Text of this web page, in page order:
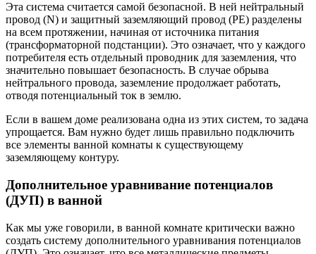
Эта система считается самой безопасной. В ней нейтральный
провод (N) и защитный заземляющий провод (PE) разделены
на всем протяжении, начиная от источника питания
(трансформаторной подстанции). Это означает, что у каждого
потребителя есть отдельный проводник для заземления, что
значительно повышает безопасность. В случае обрыва
нейтрального провода, заземление продолжает работать,
отводя потенциальный ток в землю.
Если в вашем доме реализована одна из этих систем, то задача
упрощается. Вам нужно будет лишь правильно подключить
все элементы ванной комнаты к существующему
заземляющему контуру.
Дополнительное уравнивание потенциалов
(ДУП) в ванной
Как мы уже говорили, в ванной комнате критически важно
создать систему дополнительного уравнивания потенциалов